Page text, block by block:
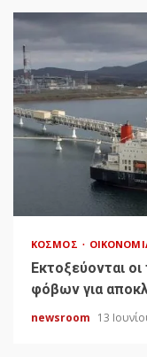
ΚΌΣΜΟΣ
Εκτοξεύονται
φόβων για
newsroom 13